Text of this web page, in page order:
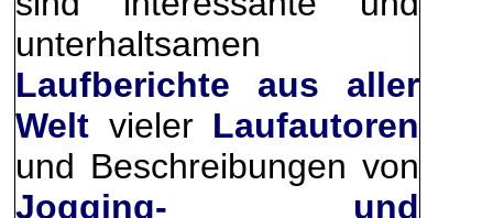
unterhaltsamen
Laufberichte aus aller
Welt vieler Laufautoren
und Beschreibungen von
Jogging- und